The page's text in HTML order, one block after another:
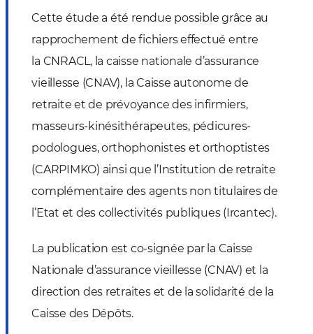
Cette étude a été rendue possible grâce au
rapprochement de fichiers effectué entre
la CNRACL, la caisse nationale d’assurance
vieillesse (CNAV), la Caisse autonome de
retraite et de prévoyance des infirmiers,
masseurs-kinésithérapeutes, pédicures-
podologues, orthophonistes et orthoptistes
(CARPIMKO) ainsi que l’Institution de retraite
complémentaire des agents non titulaires de
l’Etat et des collectivités publiques (Ircantec).
La publication est co-signée par la Caisse
Nationale d’assurance vieillesse (CNAV) et la
direction des retraites et de la solidarité de la
Caisse des Dépôts.